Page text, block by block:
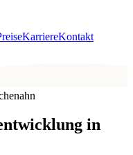
KarriereKontakt
in